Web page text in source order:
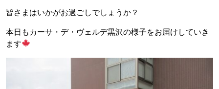
皆さまはいかがお過ごしでしょうか？
本日もカーサ・デ・ヴェルデ黒沢の様子をお届けしていき
ます